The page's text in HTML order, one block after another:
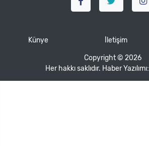
Künye İletişim
Copyright © 2026
Her hakkı saklıdır. Haber Yazılımı: